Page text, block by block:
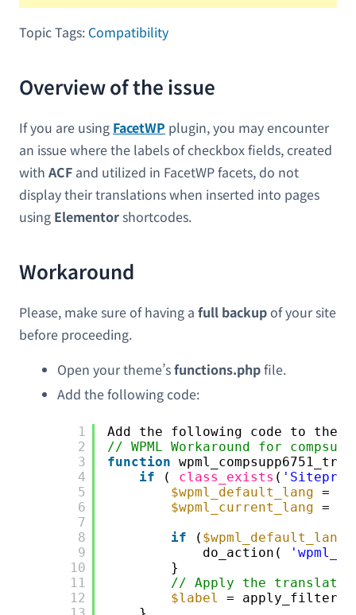
Topic Tags: Compatibility
Overview of the issue
If you are using FacetWP plugin, you may encounter
an issue where the labels of checkbox fields, created
with ACF and utilized in FacetWP facets, do not
display their translations when inserted into pages
using Elementorshortcodes.
Workaround
Please, make sure of having a full backupof your site
before proceeding.
Open your theme’sfunctions.phpfile.
Add the following code:
1
2
3
4
5
6
7
8
9
10
11
12
Add the following code to the
// WPML Workaround for
function
if
( class_exists (
$wpml_default_lang =
$wpml_current_lang =
if
( $wpml_default_lang
do_action(
}
// Apply the
$label
= apply_filters(